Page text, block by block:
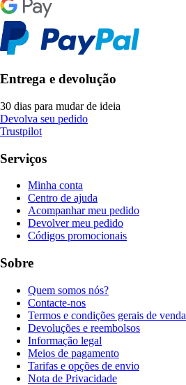
Entrega e devolução
30 dias para mudar de ideia
Devolva seu pedido
Trustpilot
Serviços
Minha conta
Centro de ajuda
Acompanhar meu pedido
Devolver meu pedido
Códigos promocionais
Sobre
Quem somos nós?
Contacte-nos
Termos e condições gerais de venda
Devoluções e reembolsos
Informação legal
Meios de pagamento
Tarifas e opções de envio
Nota de Privacidade